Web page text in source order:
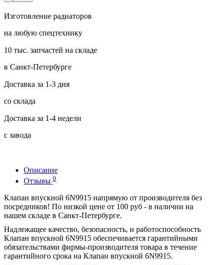
Изготовление радиаторов
на любую спецтехнику
10 тыс. запчастей на складе
в Санкт-Петербурге
Доставка за 1-3 дня
со склада
Доставка за 1-4 недели
с завода
Описание
Отзывы 0
Клапан впускной 6N9915 напрямую от производителя без
посредников! По низкой цене от 100 руб - в наличии на
нашем складе в Санкт-Петербурге.
Надлежащее качество, безопасность, и работоспособность
Клапан впускной 6N9915 обеспечивается гарантийными
обязательствами фирмы-производителя товара в течение
гарантийного срока на Клапан впускной 6N9915.